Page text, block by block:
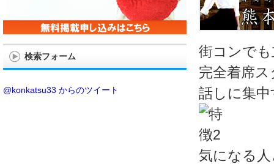
街コンで
完全着席
話しに集
気になる
検索フォーム
@konkatsu33 からのツイート